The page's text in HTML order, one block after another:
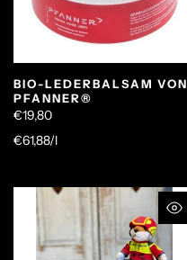
BIO-LEDERBALSAM VON
PFANNER®
€19,80
€61,88/l